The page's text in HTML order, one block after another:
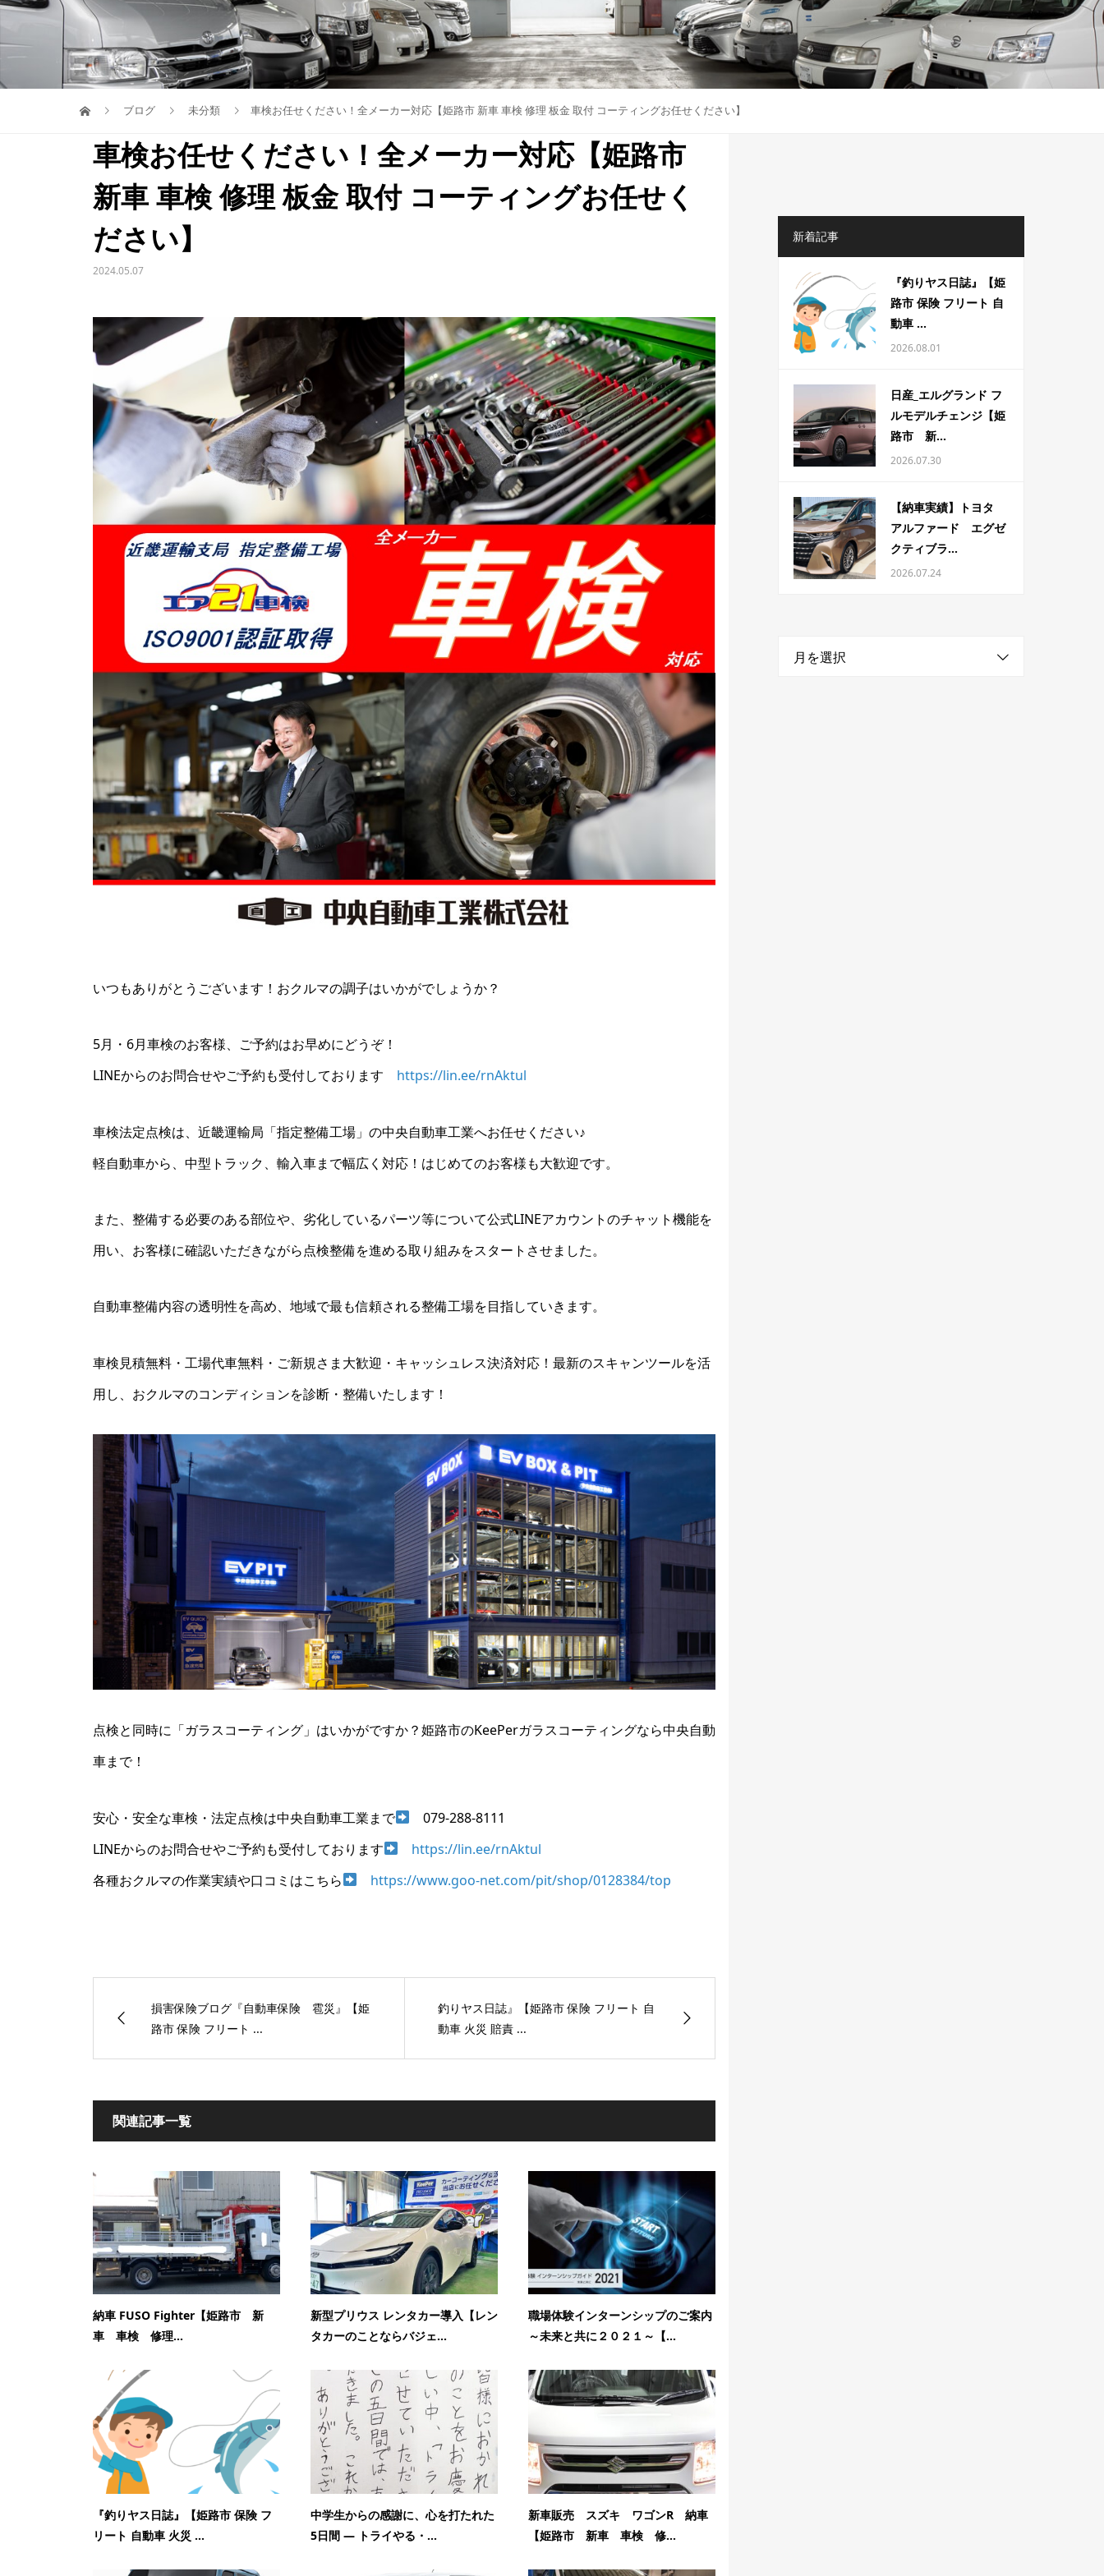
ブログ 未分類 車検お任せください！全メーカー対応【姫路市 新車 車検 修理 板金 取付 コーティングお任せください】
車検お任せください！全メーカー対応【姫路市
新車 車検 修理 板金 取付 コーティングお任せく
ださい】
2024.05.07
いつもありがとうございます！おクルマの調子はいかがでしょうか？
5月・6月車検のお客様、ご予約はお早めにどうぞ！
LINEからのお問合せやご予約も受付しております https://lin.ee/rnAktul
車検法定点検は、近畿運輸局「指定整備工場」の中央自動車工業へお任せください♪
軽自動車から、中型トラック、輸入車まで幅広く対応！はじめてのお客様も大歓迎です。
また、整備する必要のある部位や、劣化しているパーツ等について公式LINEアカウントのチャット機能を
用い、お客様に確認いただきながら点検整備を進める取り組みをスタートさせました。
自動車整備内容の透明性を高め、地域で最も信頼される整備工場を目指していきます。
車検見積無料・工場代車無料・ご新規さま大歓迎・キャッシュレス決済対応！最新のスキャンツールを活
用し、おクルマのコンディションを診断・整備いたします！
点検と同時に「ガラスコーティング」はいかがですか？姫路市のKeePerガラスコーティングなら中央自動
車まで！
安心・安全な車検・法定点検は中央自動車工業まで
079-288-8111
LINEからのお問合せやご予約も受付しております
https://lin.ee/rnAktul
各種おクルマの作業実績や口コミはこちら
https://www.goo-net.com/pit/shop/0128384/top
損害保険ブログ『自動車保険 雹災』【姫
路市 保険 フリート ...
釣りヤス日誌』【姫路市 保険 フリート 自
動車 火災 賠責 ...
関連記事一覧
納車 FUSO Fighter【姫路市 新
車 車検 修理...
新型プリウス レンタカー導入【レン
タカーのことならバジェ...
職場体験インターンシップのご案内
～未来と共に２０２１～【...
『釣りヤス日誌』【姫路市 保険 フ
リート 自動車 火災 ...
中学生からの感謝に、心を打たれた
5日間 — トライやる・...
新車販売 スズキ ワゴンR 納車
【姫路市 新車 車検 修...
新着記事
『釣りヤス日誌』【姫
路市 保険 フリート 自
動車 ...
2026.08.01
日産_エルグランド フ
ルモデルチェンジ【姫
路市 新...
2026.07.30
【納車実績】トヨタ
アルファード エグゼ
クティブラ...
2026.07.24
月を選択